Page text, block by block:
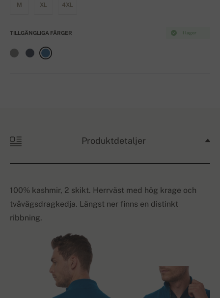
M XL 4XL
I lager
TILLGÄNGLIGA FÄRGER
Produktdetaljer
100% kashmir, 2 skikt. Herrväst med hög krage och
tvåvägsdragkedja. Längst ner finns en distinkt
ribbning.